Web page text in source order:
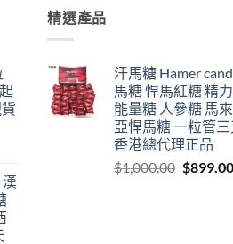
精選產品
汗馬糖 Hamer
馬糖 悍馬紅糖 精
能量糖 人參糖 馬
亞悍馬糖 一粒管
香港總代理正品
$1,000.00 Original
$899.00